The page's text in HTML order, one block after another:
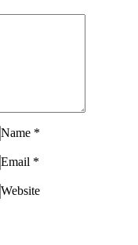
Name *
Email *
Website